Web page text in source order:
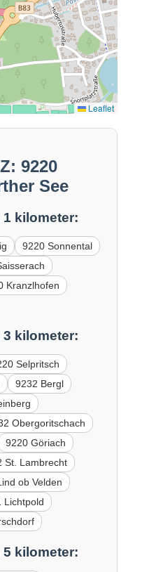
Leaflet
9220
See
kilometer:
9220 Sonnental
Kranzlhofen
kilometer:
Selpritsch
9232 Bergl
Obergoritschach
9220 Göriach
St. Lambrecht
ob Velden
Lichtpold
kilometer: